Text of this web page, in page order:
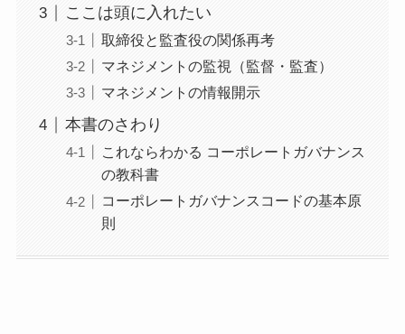
ここは頭に入れたい
取締役と監査役の関係再考
マネジメントの監視（監督・監査）
マネジメントの情報開示
本書のさわり
これならわかる コーポレートガバナンス
の教科書
コーポレートガバナンスコードの基本原
則